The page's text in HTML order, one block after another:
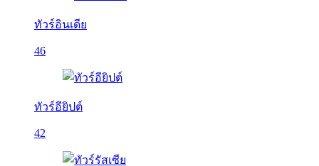
ทัวร์อินเดีย
46
ทัวร์อียิปต์
42